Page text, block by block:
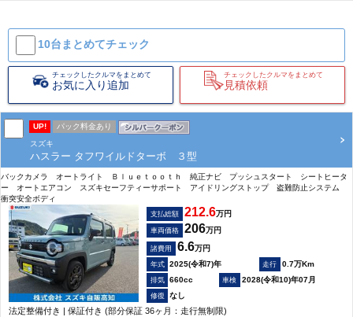
10台まとめてチェック
チェックしたクルマをまとめて
お気に入り追加
チェックしたクルマをまとめて
見積依頼
UP!
パック料金あり
スズキ
ハスラー タフワイルドターボ ３型
バックカメラ オートライト Ｂｌｕｅｔｏｏｔｈ 純正ナビ プッシュスタート シートヒータ
ー オートエアコン スズキセーフティーサポート アイドリングストップ 盗難防止システム
衝突安全ボディ
支払総額 212.6万円
車両価格 206万円
諸費用 6.6万円
2025(令和7)年
0.7万Km
660cc
2028(令和10)年07月
なし
法定整備付き | 保証付き (部分保証 36ヶ月：走行無制限)